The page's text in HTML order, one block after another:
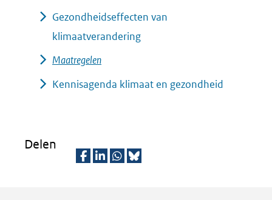
Gezondheidseffecten van
klimaatverandering
Maatregelen
Kennisagenda klimaat en gezondheid
Delen